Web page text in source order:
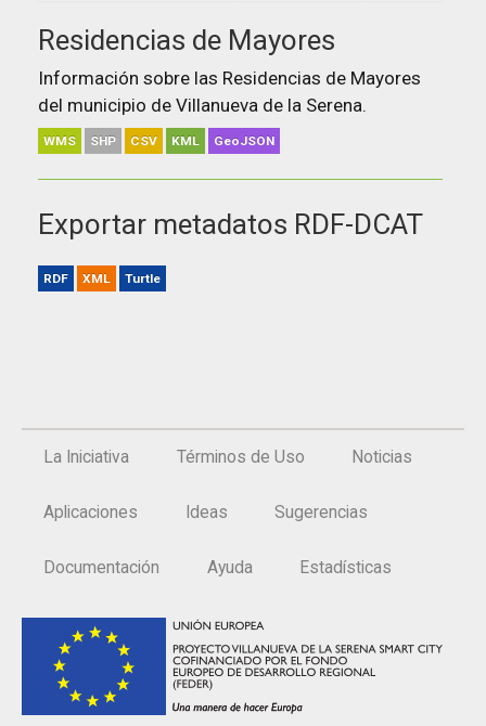
Residencias de Mayores
Información sobre las Residencias de Mayores
del municipio de Villanueva de la Serena.
WMS SHP CSV KML GeoJSON
Exportar metadatos RDF-DCAT
RDF XML Turtle
La Iniciativa Términos de Uso Noticias
Aplicaciones Ideas Sugerencias
Documentación Ayuda Estadísticas